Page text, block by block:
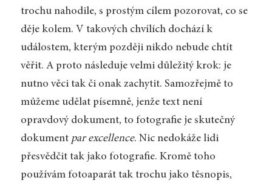
trochu nahodile, s prostým cílem pozorovat, co se
děje kolem. V takových chvílích dochází k
událostem, kterým později nikdo nebude chtít
věřit. A proto následuje velmi důležitý krok: je
nutno věci tak či onak zachytit. Samozřejmě to
můžeme udělat písemně, jenže text není
opravdový dokument, to fotografie je skutečný
dokument par excellence. Nic nedokáže lidi
přesvědčit tak jako fotografie. Kromě toho
používám fotoaparát tak trochu jako těsnopis,